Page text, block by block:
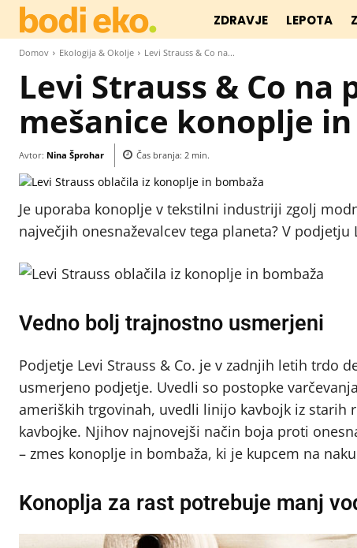
ZDRAVJE LEPOTA
Domov Ekologija & Okolje Levi Strauss & Co na...
Levi Strauss & Co
mešanice konoplje
Avtor: Nina Šprohar Čas branja: 2 min.
Je uporaba konoplje v tekstilni industriji zgolj
največjih onesnaževalcev tega planeta? V
Vedno bolj trajnostno usmerjeni
Podjetje Levi Strauss & Co. je v zadnjih letih trdo
usmerjeno podjetje. Uvedli so postopke
ameriških trgovinah, uvedli linijo kavbojk iz starih
kavbojke. Njihov najnovejši način boja proti
– zmes konoplje in bombaža, ki je kupcem na
Konoplja za rast potrebuje manj